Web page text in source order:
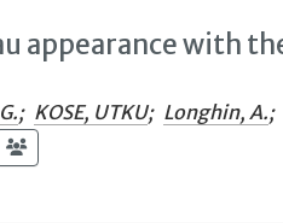
with
; KOSE, UTKU; Longhin, A.;